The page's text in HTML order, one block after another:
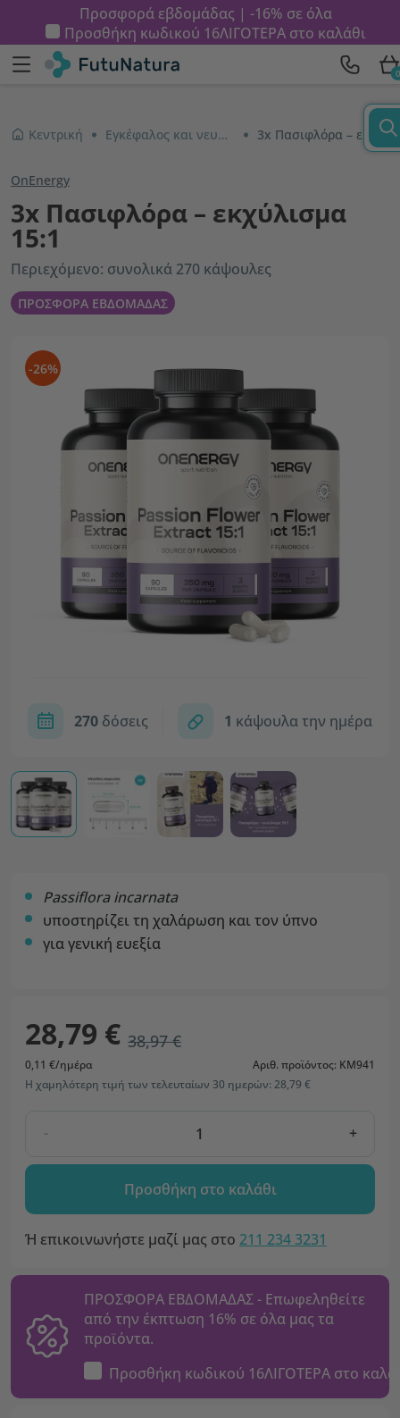
Προσφορά εβδομάδας | -16% σε όλα
Προσθήκη κωδικού 16ΛΙΓΟΤΕΡΑστο καλάθι
0
Κεντρική Εγκέφαλος και νευρικό σύστημα 3x Πασιφλόρα – εκχύλισμα 15:1
OnEnergy
3x Πασιφλόρα – εκχύλισμα
15:1
Περιεχόμενο: συνολικά 270 κάψουλες
ΠΡΟΣΦΟΡΑ ΕΒΔΟΜΑΔΑΣ
-26%
270 δόσεις 1 κάψουλα την ημέρα
Passiflora incarnata
υποστηρίζει τη χαλάρωση και τον ύπνο
για γενική ευεξία
28,79 € 38,97 €
0,11 €/ημέρα
Αριθ. προϊόντος: KM941
Η χαμηλότερη τιμή των τελευταίων 30 ημερών: 28,79 €
- +
Προσθήκη στο καλάθι
Ή επικοινωνήστε μαζί μας στο 211 234 3231
ΠΡΟΣΦΟΡΑ ΕΒΔΟΜΑΔΑΣ - Επωφεληθείτε
από την έκπτωση 16% σε όλα μας τα
προϊόντα.
Προσθήκη κωδικού 16ΛΙΓΟΤΕΡΑ στο